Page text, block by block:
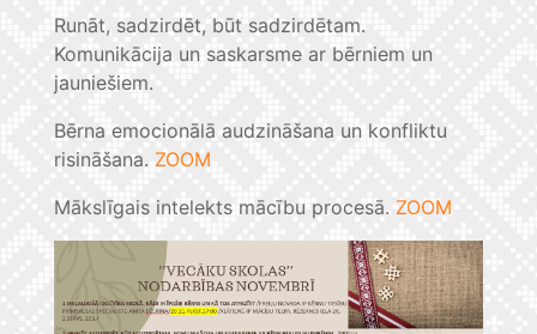
Runāt, sadzirdēt, būt sadzirdētam.
Komunikācija un saskarsme ar bērniem un
jauniešiem.
Bērna emocionālā audzināšana un konfliktu
risināšana. ZOOM
Mākslīgais intelekts mācību procesā. ZOOM